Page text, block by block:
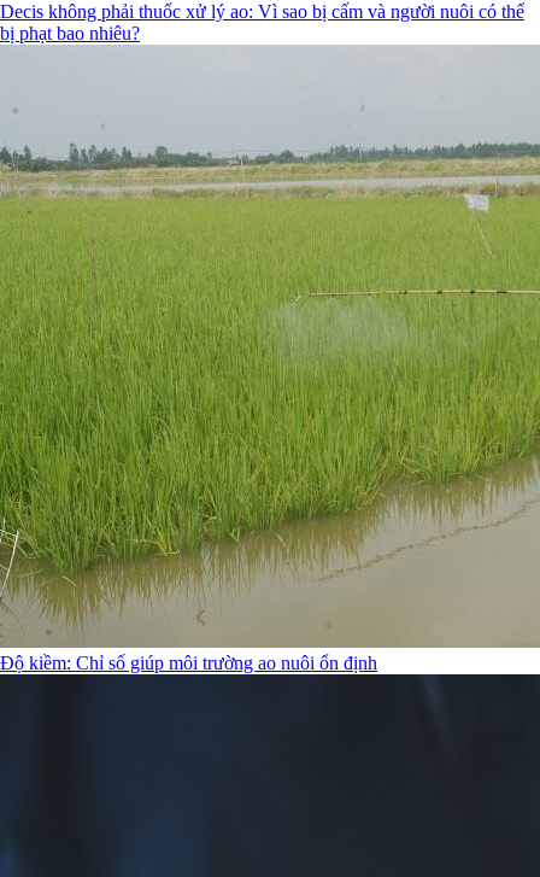
Decis không phải thuốc xử lý ao: Vì sao bị cấm và người nuôi có thể
bị phạt bao nhiêu?
Độ kiềm: Chỉ số giúp môi trường ao nuôi ổn định